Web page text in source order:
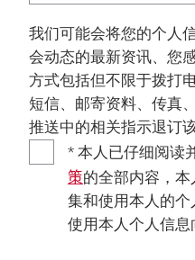
我们可能会将您的个人
会动态的最新资讯、您
方式包括但不限于拨打
短信、邮寄资料、传真
推送中的相关指示退订该
* 本人已仔细阅读
策的全部内容，
集和使用本人的
使用本人个人信